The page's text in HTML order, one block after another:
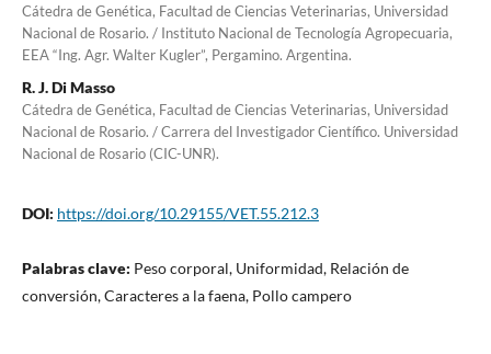
Cátedra de Genética, Facultad de Ciencias Veterinarias, Universidad
Nacional de Rosario. / Instituto Nacional de Tecnología Agropecuaria,
EEA “Ing. Agr. Walter Kugler”, Pergamino. Argentina.
R. J. Di Masso
Cátedra de Genética, Facultad de Ciencias Veterinarias, Universidad
Nacional de Rosario. / Carrera del Investigador Científico. Universidad
Nacional de Rosario (CIC-UNR).
DOI: https://doi.org/10.29155/VET.55.212.3
Palabras clave: Peso corporal, Uniformidad, Relación de
conversión, Caracteres a la faena, Pollo campero